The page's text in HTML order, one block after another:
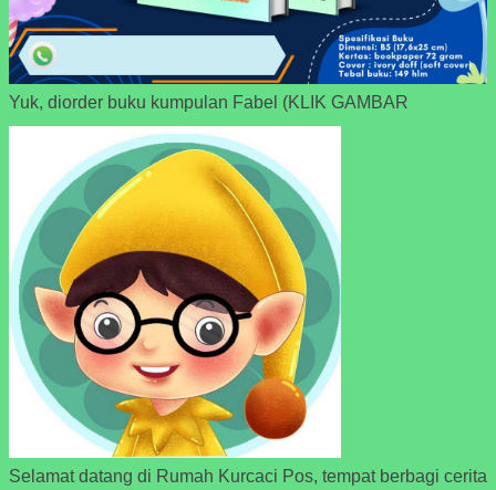
Yuk, diorder buku kumpulan Fabel (KLIK GAMBAR
Selamat datang di Rumah Kurcaci Pos, tempat berbagi cerita